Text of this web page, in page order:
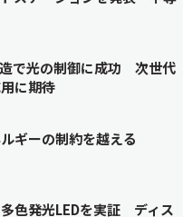
で光の制御に成功 次世代
に期待
ギーの制約を越える
色発光LEDを実証 ディス